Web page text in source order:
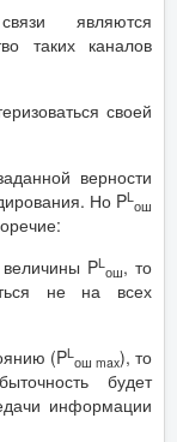
являются
таких каналов
своей
верности
Но PL
ош
PL
ош, то
не на всех
(PL
ош max), то
будет
информации